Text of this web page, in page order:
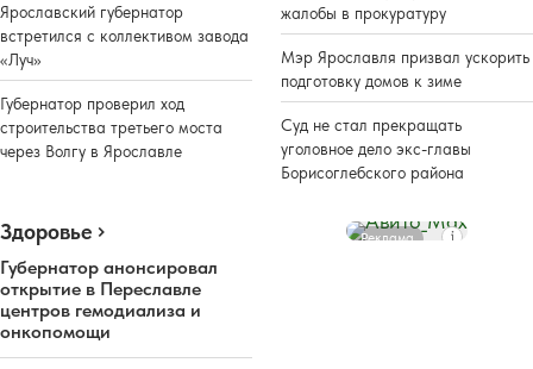
Ярославский губернатор
встретился с коллективом завода
«Луч»
Губернатор проверил ход
строительства третьего моста
через Волгу в Ярославле
жалобы в прокуратуру
Мэр Ярославля призвал ускорить
подготовку домов к зиме
Суд не стал прекращать
уголовное дело экс-главы
Борисоглебского района
Здоровье
Губернатор анонсировал
открытие в Переславле
центров гемодиализа и
онкопомощи
Реклама